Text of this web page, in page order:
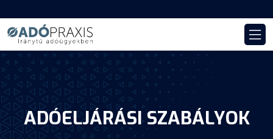
ADÓELJÁRÁSI SZABÁLYOK